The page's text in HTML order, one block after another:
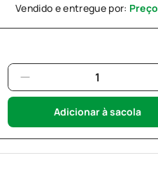
Vendido e entregue por:
Adicionar à sacola